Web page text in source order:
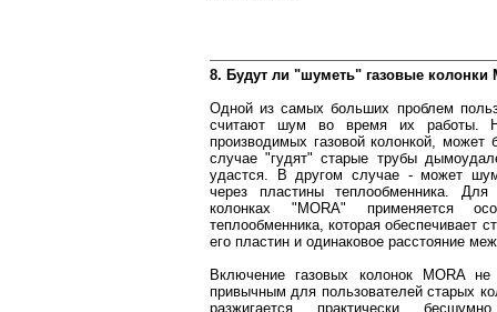
8. Будут ли "шуметь" газовые колонки
Одной из самых больших проблем
считают шум во время их работы.
производимых газовой колонкой,
случае "гудят" старые трубы
удастся. В другом случае - может
через пластины теплообменника.
колонках "MORA" применяется
теплообменника, которая обеспечивает
его пластин и одинаковое расстояние
Включение газовых колонок MORA
привычным для пользователей старых
разжигается практически